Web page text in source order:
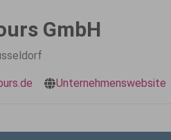
GmbH
Unternehmenswebsite